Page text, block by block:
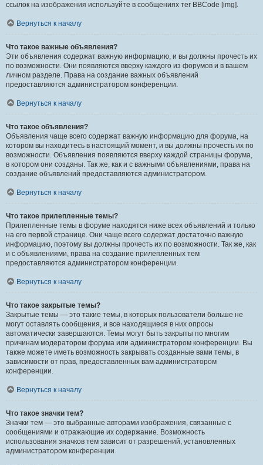
ссылок на изображения используйте в сообщениях тег BBCode [img].
Вернуться к началу
Что такое важные объявления?
Эти объявления содержат важную информацию, и вы должны прочесть их
по возможности. Они появляются вверху каждого из форумов и в вашем
личном разделе. Права на создание важных объявлений
предоставляются администратором конференции.
Вернуться к началу
Что такое объявления?
Объявления чаще всего содержат важную информацию для форума, на
котором вы находитесь в настоящий момент, и вы должны прочесть их по
возможности. Объявления появляются вверху каждой страницы форума,
в котором они созданы. Так же, как и с важными объявлениями, права на
создание объявлений предоставляются администратором.
Вернуться к началу
Что такое прилепленные темы?
Прилепленные темы в форуме находятся ниже всех объявлений и только
на его первой странице. Они чаще всего содержат достаточно важную
информацию, поэтому вы должны прочесть их по возможности. Так же, как
и с объявлениями, права на создание прилепленных тем
предоставляются администратором конференции.
Вернуться к началу
Что такое закрытые темы?
Закрытые темы — это такие темы, в которых пользователи больше не
могут оставлять сообщения, и все находящиеся в них опросы
автоматически завершаются. Темы могут быть закрыты по многим
причинам модератором форума или администратором конференции. Вы
также можете иметь возможность закрывать созданные вами темы, в
зависимости от прав, предоставленных вам администратором
конференции.
Вернуться к началу
Что такое значки тем?
Значки тем — это выбранные авторами изображения, связанные с
сообщениями и отражающие их содержание. Возможность
использования значков тем зависит от разрешений, установленных
администратором конференции.